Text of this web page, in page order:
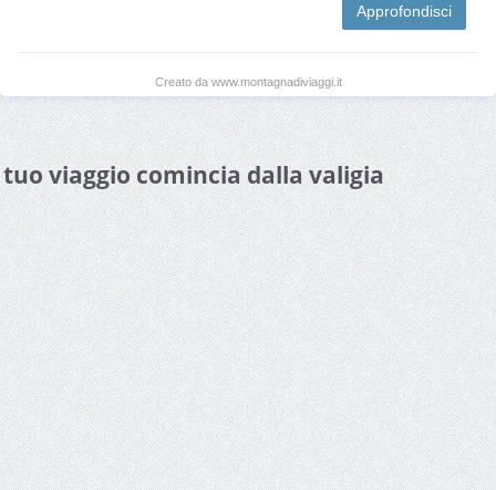
Approfondisci
Creato da www.montagnadiviaggi.it
viaggio comincia dalla valigia